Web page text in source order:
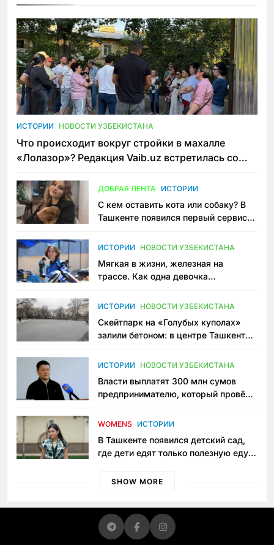
ИСТОРИИ НОВОСТИ УЗБЕКИСТАНА
Что происходит вокруг стройки в махалле
«Лолазор»? Редакция Vaib.uz встретилась со
ДОБРАЯ ЛЕНТА ИСТОРИИ
С кем оставить кота или собаку? В
Ташкенте появился первый сервис
ИСТОРИИ НОВОСТИ УЗБЕКИСТАНА
Мягкая в жизни, железная на
трассе. Как одна девочка
Узбекистане
ИСТОРИИ НОВОСТИ УЗБЕКИСТАНА
Скейтпарк на «Голубых куполах»
залили бетоном: в центре Ташкента
пространство
ИСТОРИИ НОВОСТИ УЗБЕКИСТАНА
Власти выплатят 300 млн сумов
предпринимателю, который провёл
приговору
WOMENS ИСТОРИИ
В Ташкенте появился детский сад,
где дети едят только полезную еду.
просить «кашу без сахара»
SHOW MORE